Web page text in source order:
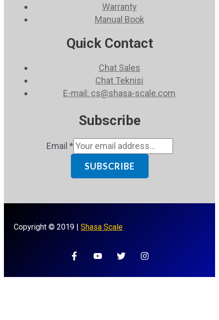
Warranty
Manual Book
Quick Contact
Chat Sales
Chat Teknisi
E-mail: cs@shasa-scale.com
Subscribe
Email *
SUBSCRIBE
Copyright © 2019 | Shasa Scale